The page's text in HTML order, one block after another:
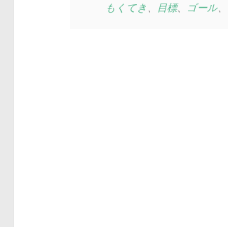
もくてき 、 目標、 ゴール、